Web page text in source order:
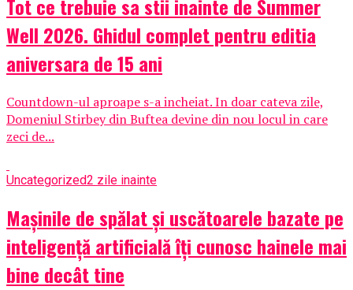
Tot ce trebuie sa stii inainte de Summer
Well 2026. Ghidul complet pentru editia
aniversara de 15 ani
Countdown-ul aproape s-a incheiat. In doar cateva zile,
Domeniul Stirbey din Buftea devine din nou locul in care
zeci de...
Uncategorized2 zile inainte
Mașinile de spălat și uscătoarele bazate pe
inteligență artificială îți cunosc hainele mai
bine decât tine